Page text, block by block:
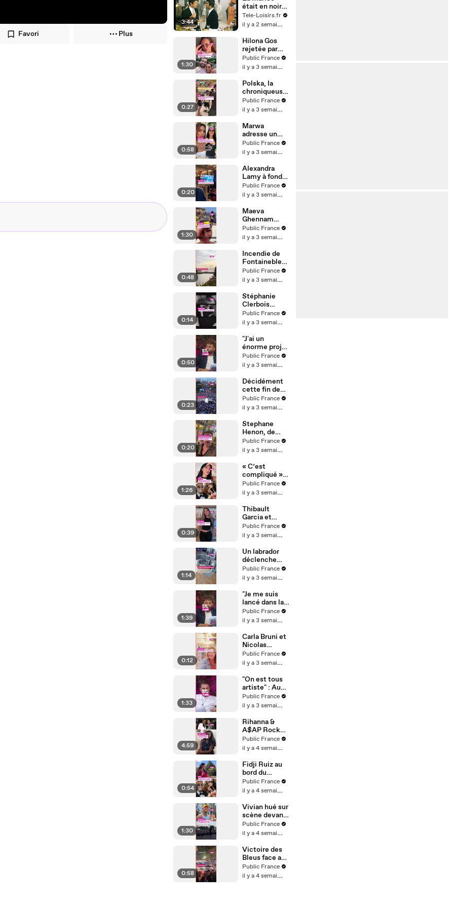
Favori Plus
3:44
était en noir
(bande-
annonce)
Tele-Loisirs.fr
il y a 2 semaines
1:30
Hilona Gos
rejetée par
son ex,
l’influenceuse
Public France
il y a 3 semaines
0:27
Polska, la
chroniqueuse
de TBT9,
semble avoir
demande en
mariage de
son ami
créateur de
contenu Anis
Public France
il y a 3 semaines
0:58
Marwa
adresse un
nouveau tacle
à Rym ? Leur
Queijo s’en
mêle !
Public France
il y a 3 semaines
0:20
Alexandra
Lamy à fond
durant le
match des
Public France
il y a 3 semaines
1:30
Maeva
Ghennam
arrêtée par la
police en
l’influenceuse
raconte sa
mésaventure
Public France
il y a 3 semaines
0:48
Incendie de
Fontainebleau
: Une scène
insolite aux
Paris !
Public France
il y a 3 semaines
0:14
Stéphanie
Clerbois
dévoile les
coulisses de
accouchemen
t
Public France
il y a 3 semaines
0:50
"J'ai un
énorme projet
avec Will
Smith" : Au
Karim
Sebbouh,
Richard
Orlinski dit
tout au Public
Public France
il y a 3 semaines
0:23
Décidément
cette fin de
Coupe du
Monde est
Public France
il y a 3 semaines
0:20
Stephane
Henon, de
Plus belle la
vie, n'est pas
Public France
il y a 3 semaines
1:26
« C’est
compliqué » :
Fidji et Anas
réagissent aux
rupture
Public France
il y a 3 semaines
0:39
Thibault
Garcia et
Jessica
Thivenin : un
chapitre
s'ouvre
Public France
il y a 3 semaines
1:14
Un labrador
déclenche
accidentelle
ment un
Public France
il y a 3 semaines
1:39
"Je me suis
lancé dans la
sculpture
après un burn-
micro de
Karim
Sebbouh,
Richard
Orlinski dit
tout au Public
Public France
il y a 3 semaines
0:12
Carla Bruni et
Nicolas
Sarkozy
complices
premier jour
Public France
il y a 3 semaines
1:33
"On est tous
artiste" : Au
micro de
Karim
Richard
Orlinski dit
tout au Public
Public France
il y a 3 semaines
4:59
Rihanna &
A$AP Rocky :
Aïssa
Moments
relation…
Couple
toxique ?
Rihanna
serait-elle
malheureuse
?
Public France
il y a 4 semaines
0:54
Fidji Ruiz au
bord du
divorce ?
L’influenceus
nouvelles
confidences
Public France
il y a 4 semaines
1:30
Vivian hué sur
scène devant
4000
personnes,
réagit
Public France
il y a 4 semaines
0:58
Victoire des
Bleus face au
Maroc (2-0) :
la France se
Public France
il y a 4 semaines